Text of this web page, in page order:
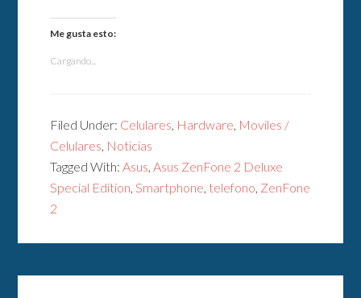
Me gusta esto:
Cargando...
Filed Under: Celulares, Hardware, Moviles /
Celulares, Noticias
Tagged With:Asus,Asus ZenFone 2 Deluxe
Special Edition,Smartphone, telefono, ZenFone
2